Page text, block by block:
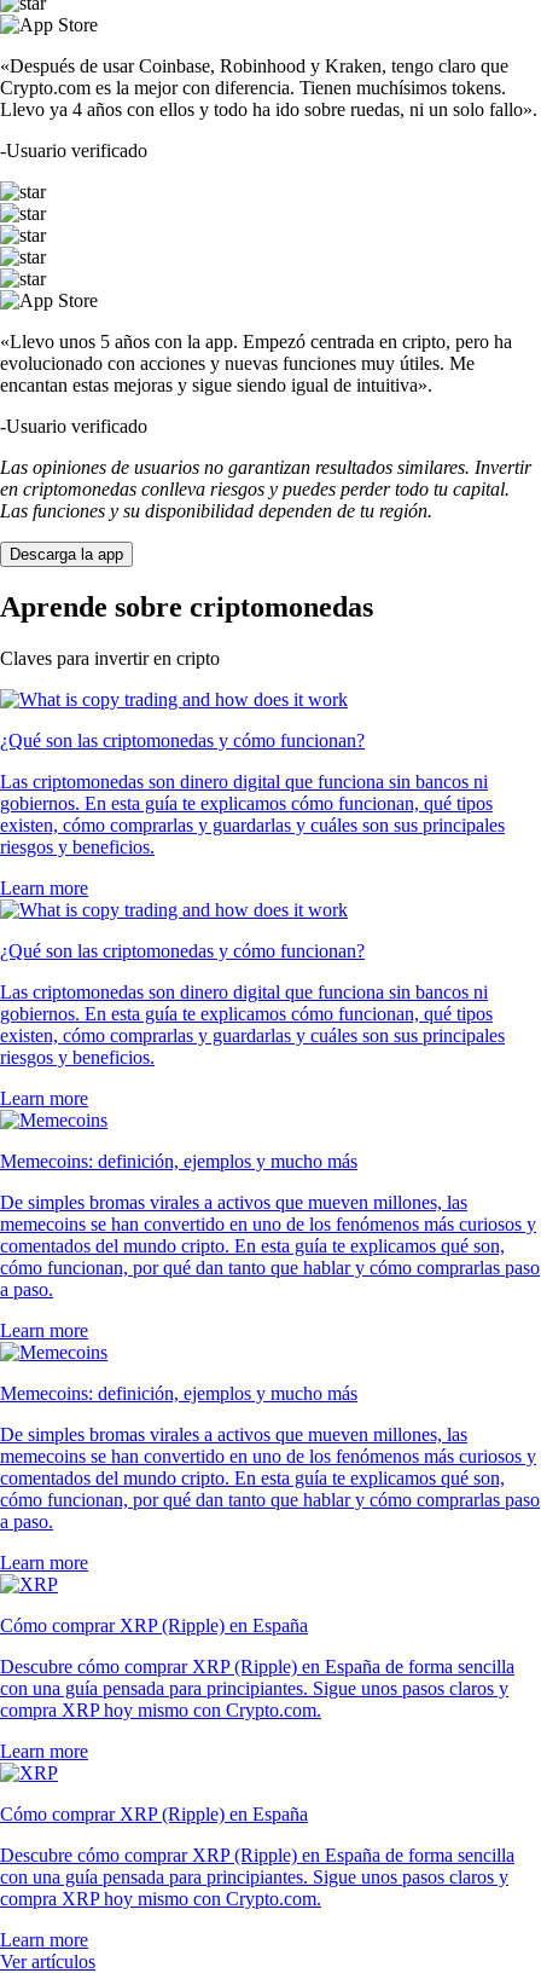
«Después de usar Coinbase, Robinhood y Kraken, tengo claro que
Crypto.com es la mejor con diferencia. Tienen muchísimos tokens.
Llevo ya 4 años con ellos y todo ha ido sobre ruedas, ni un solo fallo».
-Usuario verificado
«Llevo unos 5 años con la app. Empezó centrada en cripto, pero ha
evolucionado con acciones y nuevas funciones muy útiles. Me
encantan estas mejoras y sigue siendo igual de intuitiva».
-Usuario verificado
Las opiniones de usuarios no garantizan resultados similares. Invertir
en criptomonedas conlleva riesgos y puedes perder todo tu capital.
Las funciones y su disponibilidad dependen de tu región.
Descarga la app
Aprende sobre criptomonedas
Claves para invertir en cripto
¿Qué son las criptomonedas y cómo funcionan?
Las criptomonedas son dinero digital que funciona sin bancos ni
gobiernos. En esta guía te explicamos cómo funcionan, qué tipos
existen, cómo comprarlas y guardarlas y cuáles son sus principales
riesgos y beneficios.
Learn more
¿Qué son las criptomonedas y cómo funcionan?
Las criptomonedas son dinero digital que funciona sin bancos ni
gobiernos. En esta guía te explicamos cómo funcionan, qué tipos
existen, cómo comprarlas y guardarlas y cuáles son sus principales
riesgos y beneficios.
Learn more
Memecoins: definición, ejemplos y mucho más
De simples bromas virales a activos que mueven millones, las
memecoins se han convertido en uno de los fenómenos más curiosos y
comentados del mundo cripto. En esta guía te explicamos qué son,
cómo funcionan, por qué dan tanto que hablar y cómo comprarlas paso
a paso.
Learn more
Memecoins: definición, ejemplos y mucho más
De simples bromas virales a activos que mueven millones, las
memecoins se han convertido en uno de los fenómenos más curiosos y
comentados del mundo cripto. En esta guía te explicamos qué son,
cómo funcionan, por qué dan tanto que hablar y cómo comprarlas paso
a paso.
Learn more
Cómo comprar XRP (Ripple) en España
Descubre cómo comprar XRP (Ripple) en España de forma sencilla
con una guía pensada para principiantes. Sigue unos pasos claros y
compra XRP hoy mismo con Crypto.com.
Learn more
Cómo comprar XRP (Ripple) en España
Descubre cómo comprar XRP (Ripple) en España de forma sencilla
con una guía pensada para principiantes. Sigue unos pasos claros y
compra XRP hoy mismo con Crypto.com.
Learn more
Ver artículos